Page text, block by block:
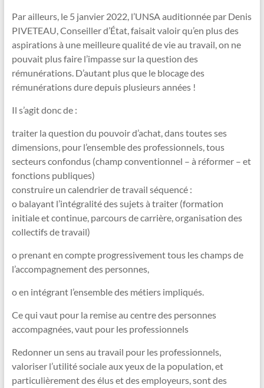
Par ailleurs, le 5 janvier 2022, l’UNSA auditionnée par Denis
PIVETEAU, Conseiller d’État, faisait valoir qu’en plus des
aspirations à une meilleure qualité de vie au travail, on ne
pouvait plus faire l’impasse sur la question des
rémunérations. D’autant plus que le blocage des
rémunérations dure depuis plusieurs années !
Il s’agit donc de :
traiter la question du pouvoir d’achat, dans toutes ses
dimensions, pour l’ensemble des professionnels, tous
secteurs confondus (champ conventionnel – à réformer – et
fonctions publiques)
construire un calendrier de travail séquencé :
o balayant l’intégralité des sujets à traiter (formation
initiale et continue, parcours de carrière, organisation des
collectifs de travail)
o prenant en compte progressivement tous les champs de
l’accompagnement des personnes,
o en intégrant l’ensemble des métiers impliqués.
Ce qui vaut pour la remise au centre des personnes
accompagnées, vaut pour les professionnels
Redonner un sens au travail pour les professionnels,
valoriser l’utilité sociale aux yeux de la population, et
particulièrement des élus et des employeurs, sont des